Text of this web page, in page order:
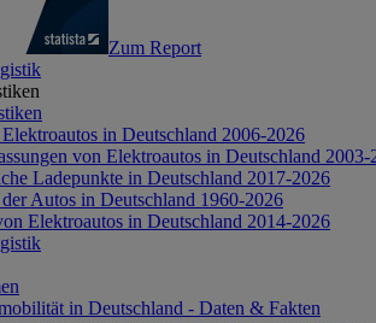
Zum Report
in Deutschland 2006-2026
von Elektroautos in Deutschland 2003-
Ladepunkte in Deutschland 2017-2026
Autos in Deutschland 1960-2026
Elektroautos in Deutschland 2014-2026
in Deutschland - Daten & Fakten